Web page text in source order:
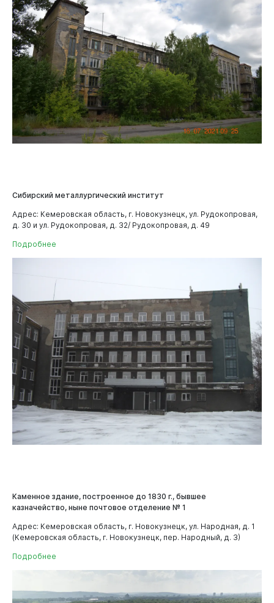
Виртуальнаяприемная
Сибирский металлургический институт
Адрес: Кемеровская область, г. Новокузнецк, ул. Рудокопровая,
д. 30 и ул. Рудокопровая, д. 32/ Рудокопровая, д. 49
Подробнее
Каменное здание, построенное до 1830 г., бывшее
казначейство, ныне почтовое отделение № 1
Адрес: Кемеровская область, г. Новокузнецк, ул. Народная, д. 1
(Кемеровская область, г. Новокузнецк, пер. Народный, д. 3)
Подробнее